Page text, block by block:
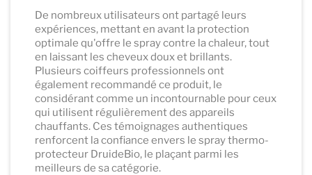
De nombreux utilisateurs ont partagé leurs
expériences, mettant en avant la protection
optimale qu'offre le spray contre la chaleur, tout
en laissant les cheveux doux et brillants.
Plusieurs coiffeurs professionnels ont
également recommandé ce produit, le
considérant comme un incontournable pour ceux
qui utilisent régulièrement des appareils
chauffants. Ces témoignages authentiques
renforcent la confiance envers le spray thermo-
protecteur DruideBio, le plaçant parmi les
meilleurs de sa catégorie.